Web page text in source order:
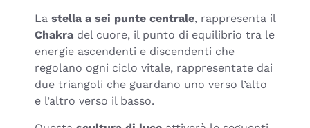
La stella a sei punte centrale, rappresenta il
Chakra del cuore, il punto di equilibrio tra le
energie ascendenti e discendenti che
regolano ogni ciclo vitale, rappresentate dai
due triangoli che guardano uno verso l’alto
e l’altro verso il basso.